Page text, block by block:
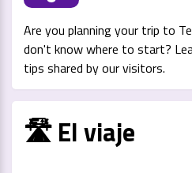
Are you planning your trip to
don't know where to start?
tips shared by our visitors.
🛣️ El viaje